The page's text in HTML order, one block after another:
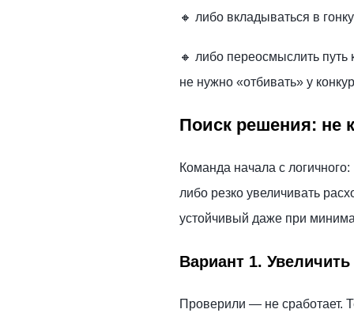
🔸 либо вкладываться в
🔸 либо переосмыслить путь
не нужно «отбивать» у
Поиск решения: не
Команда начала с
либо резко увеличивать
устойчивый даже при
Вариант 1.
Проверили — не сработает.